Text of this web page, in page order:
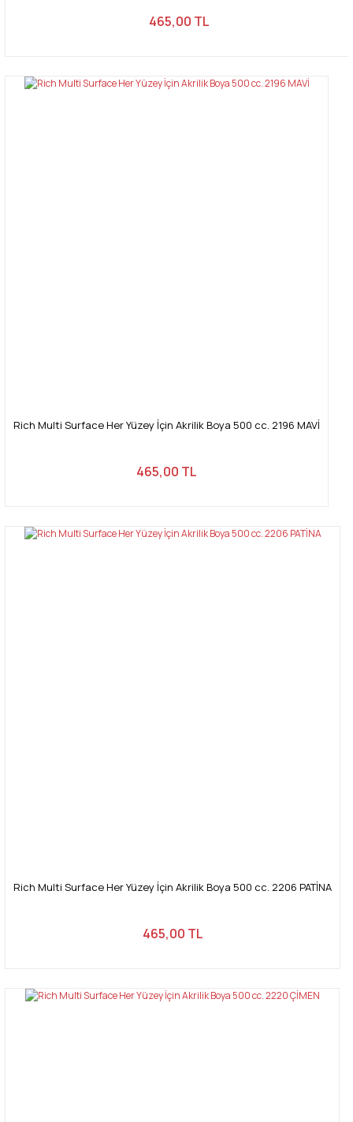
465,00 TL
Rich Multi Surface Her Yüzey İçin Akrilik Boya 500 cc. 2196 MAVİ
465,00 TL
Rich Multi Surface Her Yüzey İçin Akrilik Boya 500 cc. 2206 PATİNA
465,00 TL